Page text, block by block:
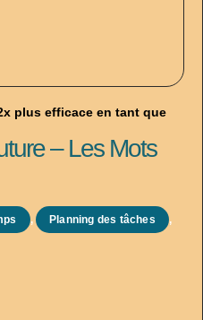
plus efficace en tant que
– Les Mots
, Planning des tâches ,